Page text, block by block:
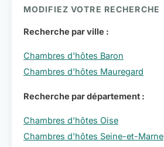
MODIFIEZ VOTRE RECHERCHE
Recherche par ville :
Chambres d'hôtes Baron
Chambres d'hôtes Mauregard
Recherche par département :
Chambres d'hôtes Oise
Chambres d'hôtes Seine-et-Marne